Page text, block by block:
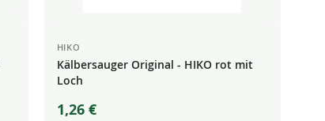
HIKO
Kälbersauger Original - HIKO rot mit
Loch
1,26 €